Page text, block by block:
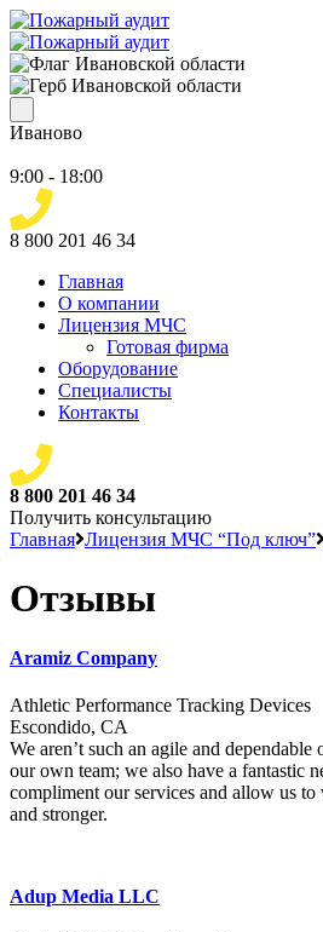
Иваново
9:00 - 18:00
8 800 201 46 34
Главная
О компании
Лицензия МЧС
Готовая фирма
Оборудование
Специалисты
Контакты
8 800 201 46 34
Получить консультацию
Главная Лицензия МЧС “Под ключ”
Отзывы
Aramiz Company
Athletic Performance Tracking Devices
Escondido, CA
We aren’t such an agile and
our own team; we also have a fantastic
compliment our services and allow us to
and stronger.
Adup Media LLC